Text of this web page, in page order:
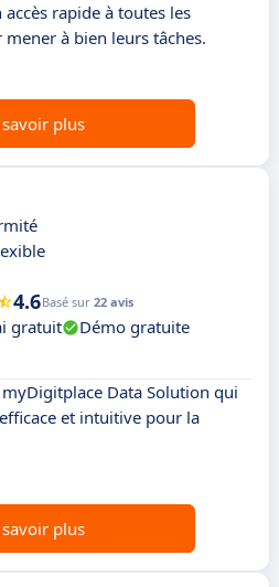
rapide à toutes les
à bien leurs tâches.
savoir plus
4.6Basé sur 22 avis
gratuit
Démo gratuite
Data Solution qui
et intuitive pour la
savoir plus